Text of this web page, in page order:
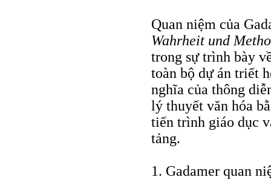
Quan niệm của
Wahrheit und
trong sự trình bày
toàn bộ dự án triết
nghĩa của thông
lý thuyết văn hóa
tiến trình giáo dục
tảng.
1. Gadamer quan